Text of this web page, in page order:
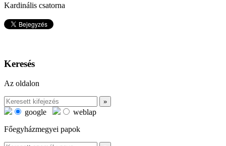
Kardinális csatorna
Keresés
Az oldalon
google
weblap
Főegyházmegyei papok